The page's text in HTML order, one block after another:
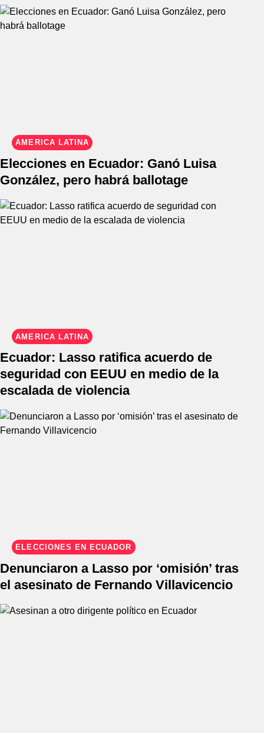
AMÉRICA LATINA
Elecciones en Ecuador: Ganó Luisa
González, pero habrá ballotage
AMÉRICA LATINA
Ecuador: Lasso ratifica acuerdo de
seguridad con EEUU en medio de la
escalada de violencia
ELECCIONES EN ECUADOR
Denunciaron a Lasso por ‘omisión’ tras
el asesinato de Fernando Villavicencio